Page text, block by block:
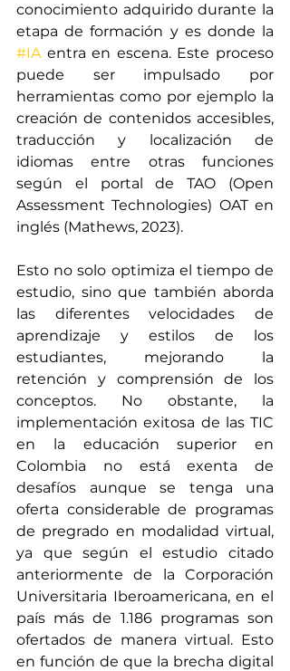
conocimiento adquirido durante la
#IA entra en escena. Este proceso
puede ser impulsado por
herramientas como por ejemplo la
creación de contenidos accesibles,
traducción y localización de
idiomas entre otras funciones
según el portal de TAO (Open
Assessment Technologies) OAT en
inglés (Mathews, 2023).
Esto no solo optimiza el tiempo de
estudio, sino que también aborda
las diferentes velocidades de
aprendizaje y estilos de los
estudiantes, mejorando la
retención y comprensión de los
conceptos. No obstante, la
implementación exitosa de las TIC
en la educación superior en
Colombia no está exenta de
desafíos aunque se tenga una
oferta considerable de programas
de pregrado en modalidad virtual,
ya que según el estudio citado
anteriormente de la Corporación
Universitaria Iberoamericana, en el
país más de 1.186 programas son
ofertados de manera virtual. Esto
en función de que la brecha digital